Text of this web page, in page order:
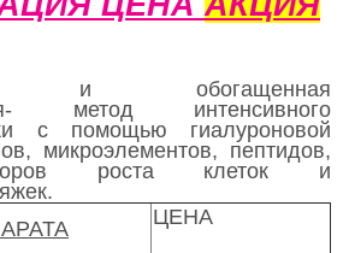
обогащенная
метод интенсивного
с помощью гиалуроновой
микроэлементов, пептидов,
роста клеток и
ЦЕНА